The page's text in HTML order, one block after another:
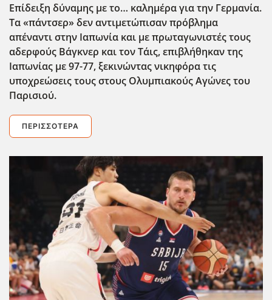
Επίδειξη δύναμης με το… καλημέρα για την Γερμανία.
Τα «πάντσερ» δεν αντιμετώπισαν πρόβλημα
απέναντι στην Ιαπωνία και με πρωταγωνιστές τους
αδερφούς Βάγκνερ και τον Τάις, επιβλήθηκαν της
Ιαπωνίας με 97-77, ξεκινώντας νικηφόρα τις
υποχρεώσεις τους στους Ολυμπιακούς Αγώνες του
Παρισιού.
ΠΕΡΙΣΣΌΤΕΡΑ